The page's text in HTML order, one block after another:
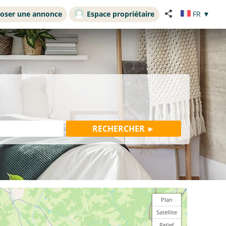
une annonce Espace propriétaire FR ▼
Plan
Satellite